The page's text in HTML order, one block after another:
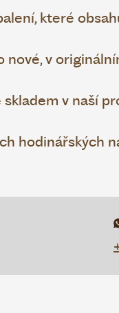
které
v
v naší
hodinářských